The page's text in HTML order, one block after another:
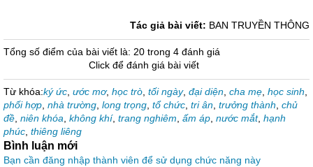
Tác giả bài viết: BAN TRUYỀN THÔNG
Tổng số điểm của bài viết là: 20 trong 4 đánh giá
Click để đánh giá bài viết
Từ khóa:ký ức ước mơ, học trò tối ngày, đại diện cha mẹ học sinh
phối hợp nhà trường long trọng tổ chức tri ân trưởng thành chủ
đề niên khóa không khí, trang nghiêm ấm áp nước mắt, hạnh
phúc thiêng liêng
Bình luận mới
Bạn cần đăng nhập thành viên để sử dụng chức năng này